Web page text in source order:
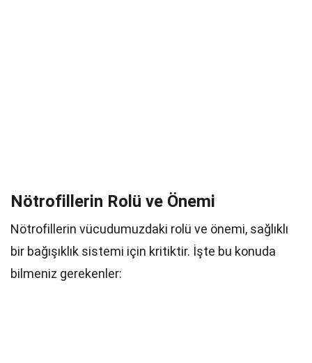
Nötrofillerin Rolü ve Önemi
Nötrofillerin vücudumuzdaki rolü ve önemi, sağlıklı
bir bağışıklık sistemi için kritiktir. İşte bu konuda
bilmeniz gerekenler: